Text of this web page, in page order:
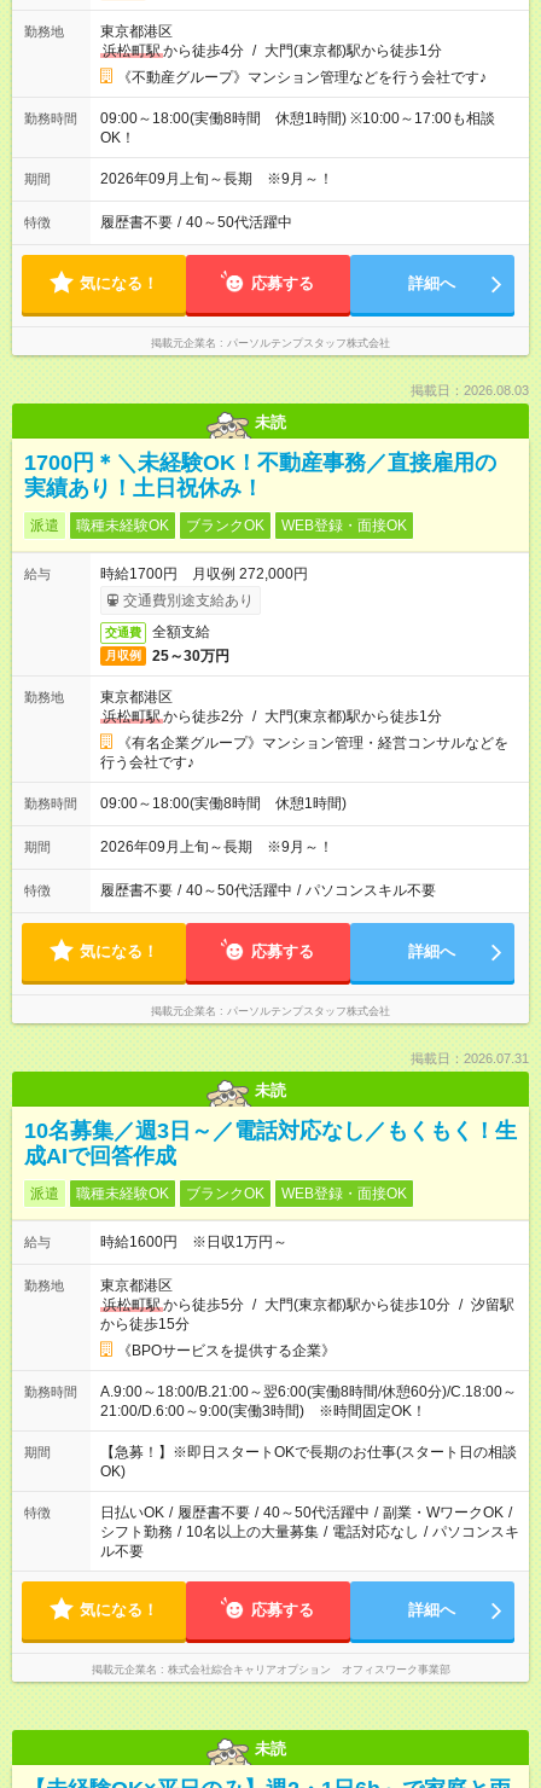
勤務地
東京都港区
浜松町駅から徒歩4分 / 大門(東京都)駅から徒歩1分
《不動産グループ》マンション管理などを行う会社です♪
勤務時間
09:00～18:00(実働8時間 休憩1時間) ※10:00～17:00も相談
OK！
期間 2026年09月上旬～長期 ※9月～！
特徴 履歴書不要 / 40～50代活躍中
気になる！ 応募する 詳細へ
掲載元企業名 パーソルテンプスタッフ株式会社
掲載日：2026.08.03
未読
1700円＊＼未経験OK！不動産事務／直接雇用の
実績あり！土日祝休み！
派遣 職種未経験OK ブランクOK WEB登録・面接OK
給与
時給1700円 月収例 272,000円
交通費別途支給あり
交通費 全額支給
月収例 25～30万円
勤務地
東京都港区
浜松町駅から徒歩2分 / 大門(東京都)駅から徒歩1分
《有名企業グループ》マンション管理・経営コンサルなどを
行う会社です♪
勤務時間 09:00～18:00(実働8時間 休憩1時間)
期間 2026年09月上旬～長期 ※9月～！
特徴 履歴書不要 / 40～50代活躍中 / パソコンスキル不要
気になる！ 応募する 詳細へ
掲載元企業名 パーソルテンプスタッフ株式会社
掲載日：2026.07.31
未読
10名募集／週3日～／電話対応なし／もくもく！生
成AIで回答作成
派遣 職種未経験OK ブランクOK WEB登録・面接OK
給与 時給1600円 ※日収1万円～
勤務地
東京都港区
浜松町駅から徒歩5分 / 大門(東京都)駅から徒歩10分 / 汐留駅
から徒歩15分
《BPOサービスを提供する企業》
勤務時間
A.9:00～18:00/B.21:00～翌6:00(実働8時間/休憩60分)/C.18:00～
21:00/D.6:00～9:00(実働3時間) ※時間固定OK！
期間
【急募！】※即日スタートOKで長期のお仕事(スタート日の相談
OK)
特徴 日払いOK / 履歴書不要 / 40～50代活躍中 / 副業・WワークOK /
シフト勤務 / 10名以上の大量募集 / 電話対応なし / パソコンスキ
ル不要
気になる！ 応募する 詳細へ
掲載元企業名 株式会社綜合キャリアオプション オフィスワーク事業部
未読